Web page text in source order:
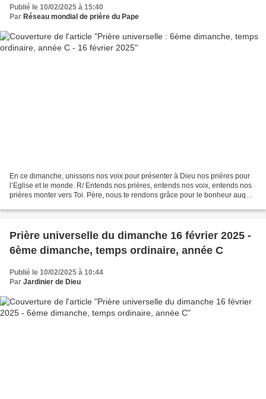
Publié le 10/02/2025 à 15:40
Par Réseau mondial de prière du Pape
En ce dimanche, unissons nos voix pour présenter à Dieu nos prières pour
l’Eglise et le monde. R/ Entends nos prières, entends nos voix, entends nos
prières monter vers Toi. Père, nous te rendons grâce pour le bonheur auquel
Prière universelle du dimanche 16 février 2025 -
6ème dimanche, temps ordinaire, année C
Publié le 10/02/2025 à 10:44
Par Jardinier de Dieu